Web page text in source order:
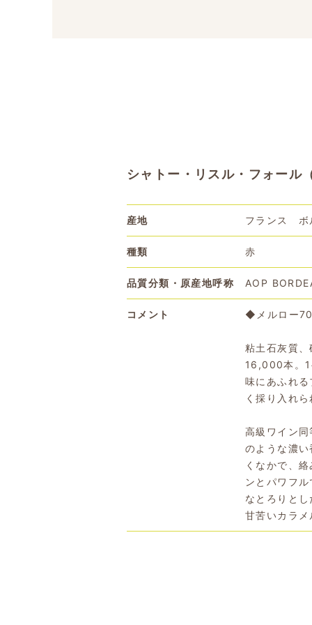
シャトー・リスル・フォー
産地 フランス ボ
種類 赤
品質分類・原産地呼称 AOP
コメント ◆メルロー70
粘土石灰質
16,000本。1
味にあふれ
く採り入れ
高級ワイン
のような濃
くなかで、
ンとパワフ
なとろりと
甘苦いカラ